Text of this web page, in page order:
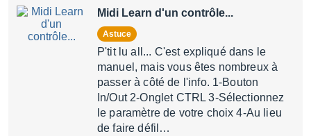
Midi Learn d'un contrôle...
Astuce
P'tit lu all... C'est expliqué dans le
manuel, mais vous êtes nombreux à
passer à côté de l'info. 1-Bouton
In/Out 2-Onglet CTRL 3-Sélectionnez
le paramètre de votre choix 4-Au lieu
de faire défil…